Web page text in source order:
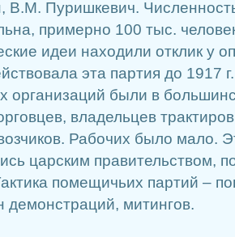
В.М. Пуришкевич. Численность
примерно 100 тыс.
идеи находили отклик у
эта партия до 1917
организаций были в
владельцев
Рабочих было мало.
царским правительством,
помещичьих партий –
демонстраций, митингов.